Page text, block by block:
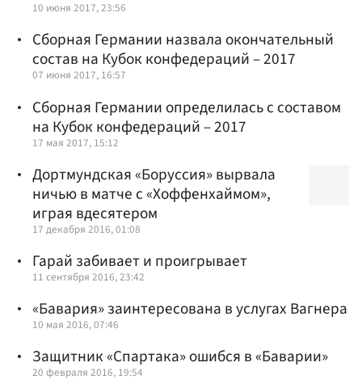
10 июня 2017, 23:56
Сборная Германии назвала окончательный
состав на Кубок конфедераций – 2017
07 июня 2017, 16:57
Сборная Германии определилась с составом
на Кубок конфедераций – 2017
17 мая 2017, 15:12
Дортмундская «Боруссия» вырвала
ничью в матче с «Хоффенхаймом»,
играя вдесятером
17 декабря 2016, 01:08
Гарай забивает и проигрывает
11 сентября 2016, 23:42
«Бавария» заинтересована в услугах Вагнера
10 мая 2016, 07:46
Защитник «Спартака» ошибся в «Баварии»
20 февраля 2016, 19:54